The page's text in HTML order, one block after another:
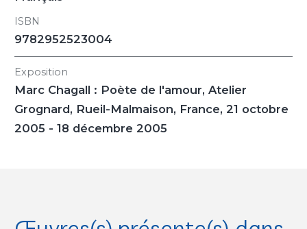
ISBN
9782952523004
Exposition
Marc Chagall : Poète de l'amour, Atelier
Grognard, Rueil-Malmaison, France, 21 octobre
2005 - 18 décembre 2005